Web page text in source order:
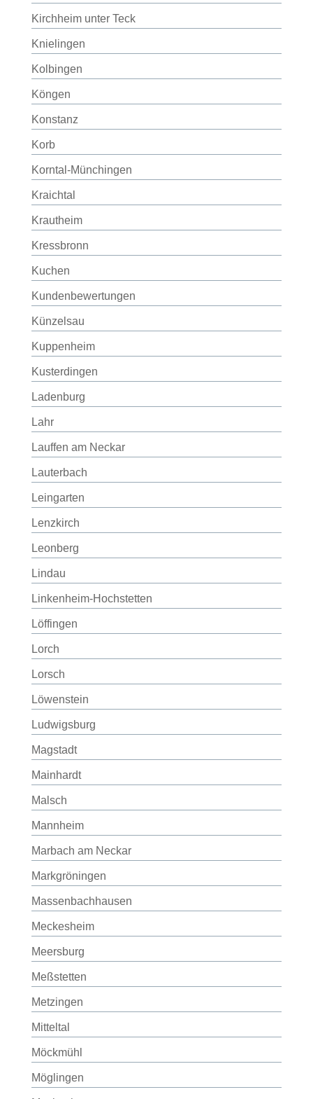
Kirchheim unter Teck
Knielingen
Kolbingen
Köngen
Konstanz
Korb
Korntal-Münchingen
Kraichtal
Krautheim
Kressbronn
Kuchen
Kundenbewertungen
Künzelsau
Kuppenheim
Kusterdingen
Ladenburg
Lahr
Lauffen am Neckar
Lauterbach
Leingarten
Lenzkirch
Leonberg
Lindau
Linkenheim-Hochstetten
Löffingen
Lorch
Lorsch
Löwenstein
Ludwigsburg
Magstadt
Mainhardt
Malsch
Mannheim
Marbach am Neckar
Markgröningen
Massenbachhausen
Meckesheim
Meersburg
Meßstetten
Metzingen
Mitteltal
Möckmühl
Möglingen